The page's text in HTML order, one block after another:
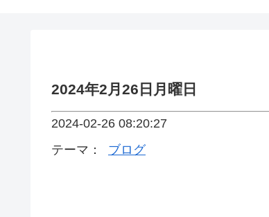
2024年2月26日月曜日
2024-02-26 08:20:27
テーマ：
ブログ